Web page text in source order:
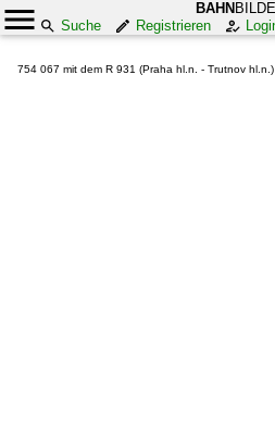
BAHN
Suche
Registrieren
754 067 mit dem R 931 (Praha hl.n. - Trutnov